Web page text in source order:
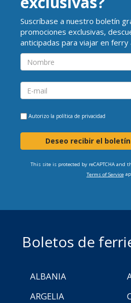
Suscríbase a nuestro boletín
promociones exclusivas,
anticipadas para viajar en ferry
Autorizo la política de privacidad
Deseo recibir el
This site is protected by reCAPTCHA and
Terms of Service
Boletos de
ALBANIA
ARGELIA